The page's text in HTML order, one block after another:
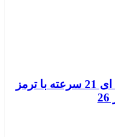
دوچرخه چیاوا مدل آکو دنده ای 21 سرعته با ترمز